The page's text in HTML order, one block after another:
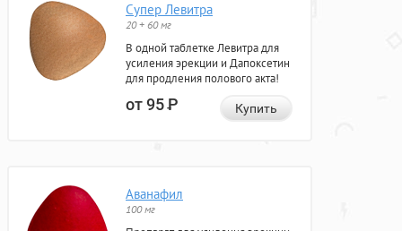
Супер Левитра
20 + 60 мг
В одной таблетке Левитра для
усиления эрекции и Дапоксетин
для продления полового акта!
от 95Р Купить
Аванафил
100 мг